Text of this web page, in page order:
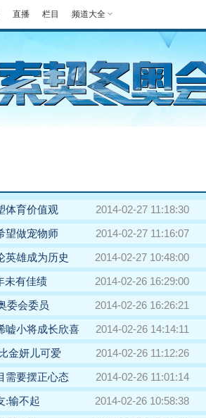
直播 栏目 频道大全
2014-02-27 11:18:30
体育价值观
2014-02-27 11:16:07
望做宠物师
2014-02-27 10:48:00
英雄成为历史
2014-02-26 16:29:00
未有佳绩
2014-02-26 16:26:21
委会委员
2014-02-26 14:14:11
嘘小将成长欣喜
2014-02-26 11:12:26
金妍儿可爱
2014-02-26 11:01:14
需要摆正心态
2014-02-26 10:58:38
:输不起